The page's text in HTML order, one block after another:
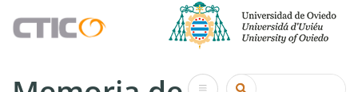
contenido
CTIC